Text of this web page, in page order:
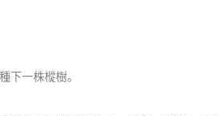
一株樅樹。